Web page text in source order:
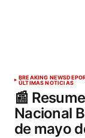
BREAKING NEWS
ÚLTIMAS NOTICIAS
📰
Nacional
de mayo